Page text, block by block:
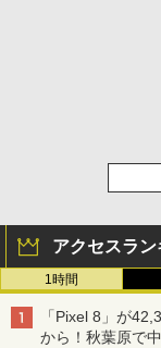
アクセスラン
1時間
「Pixel 8」が
から！秋葉原で